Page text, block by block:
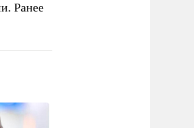
Ранее